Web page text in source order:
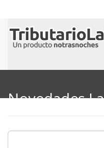
Novedades